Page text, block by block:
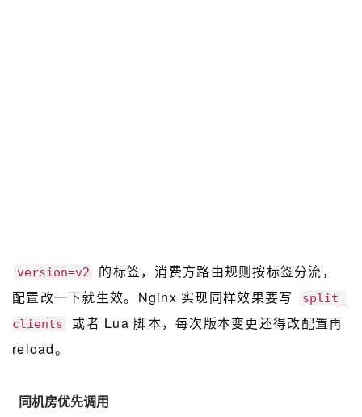
version=v2
的标签，消费方路由规则按标签分流，
配置改一下就生效。Nginx 实现同样效果要写
split_
clients
或者 Lua 脚本，每次版本变更还得改配置再
reload。
同机房优先调用